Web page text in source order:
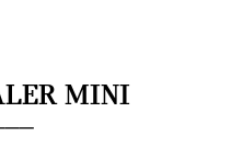
MINI